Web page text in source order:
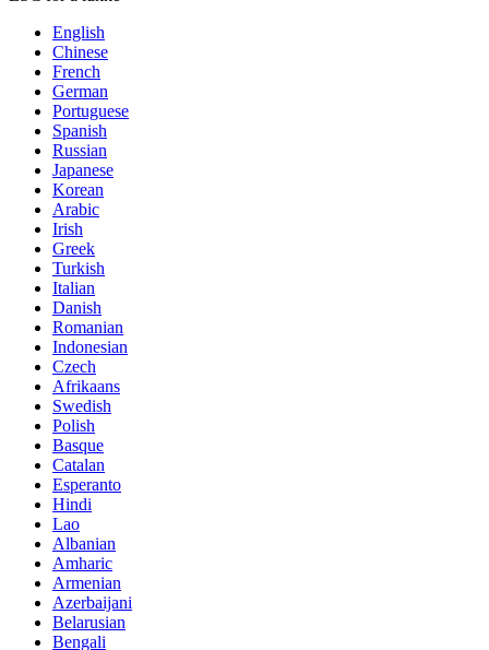
English
Chinese
French
German
Portuguese
Spanish
Russian
Japanese
Korean
Arabic
Irish
Greek
Turkish
Italian
Danish
Romanian
Indonesian
Czech
Afrikaans
Swedish
Polish
Basque
Catalan
Esperanto
Hindi
Lao
Albanian
Amharic
Armenian
Azerbaijani
Belarusian
Bengali